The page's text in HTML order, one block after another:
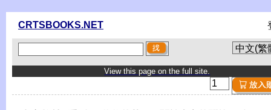
CRTSBOOKS.NET
View this page on the full site.